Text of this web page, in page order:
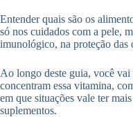
Entender quais são os
só nos cuidados com a pele,
imunológico, na proteção das
Ao longo deste guia, você
concentram essa vitamina,
em que situações vale ter
suplementos.